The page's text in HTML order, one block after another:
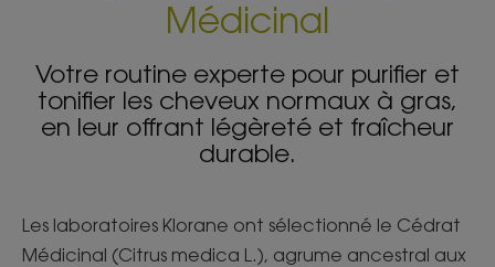
Médicinal
Votre routine experte pour purifier et
tonifier les cheveux normaux à gras,
en leur offrant légèreté et fraîcheur
durable.
Les laboratoires Klorane ont sélectionné le Cédrat
Médicinal (Citrus medica L.), agrume ancestral aux